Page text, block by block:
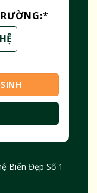
*
Biển Đẹp Số 1